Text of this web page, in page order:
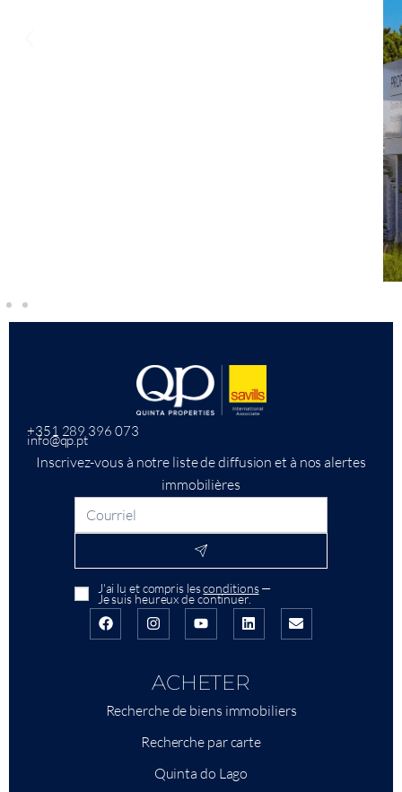
+351 289 396 073
info@qp.pt
Inscrivez-vous à notre liste de diffusion et à nos alertes
immobilières
J'ai lu et compris lesconditions—
Je suis heureux de continuer.
ACHETER
Recherche de biens immobiliers
Recherche par carte
Quinta do Lago